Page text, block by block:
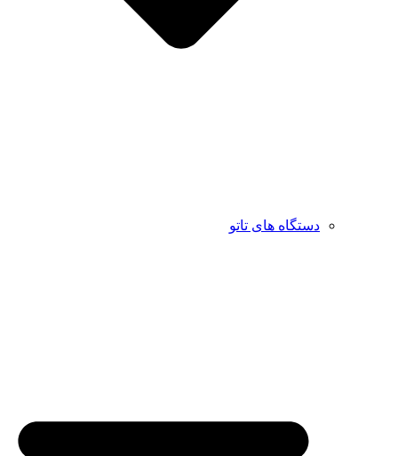
دستگاه های تاتو